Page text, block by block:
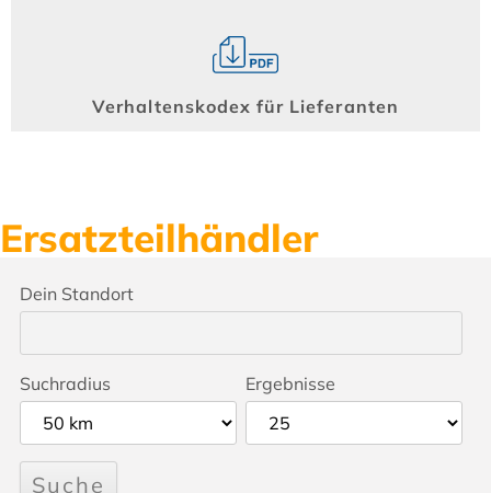
Verhaltenskodex für Lieferanten
Ersatzteilhändler
Dein Standort
Suchradius Ergebnisse